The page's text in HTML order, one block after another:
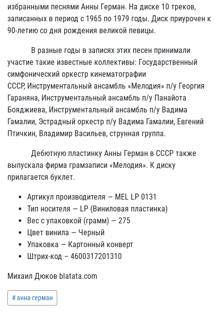
избранными песнями Анны Герман. На диске 10 треков,
записанных в период с 1965 по 1979 годы. Диск приурочен к
90-летию со дня рождения великой певицы.
В разные годы в записях этих песен принимали
участие такие известные коллективы: Государственный
симфонический оркестр кинематографии
СССР, Инструментальный ансамбль «Мелодия» п/у Георгия
Гараняна, Инструментальный ансамбль п/у Панайота
Бояджиева, Инструментальный ансамбль п/у Вадима
Гамалии, Эстрадный оркестр п/у Вадима Гамалии, Евгений
Птичкин, Владимир Васильев, струнная группа.
Дебютную пластинку Анны Герман в СССР также
выпускала фирма грамзаписи «Мелодия». К диску
прилагается буклет.
Артикул производителя — MEL LP 0131
Тип носителя — LP (Виниловая пластинка)
Вес с упаковкой (грамм) — 275
Цвет винила — Черный
Упаковка — Картонный конверт
Штрих-код – 4600317201310
Михаил Дюков blatata.com
анна герман